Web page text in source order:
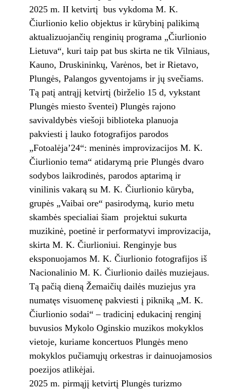
2025 m. II ketvirtį bus vykdoma M. K.
Čiurlionio kelio objektus ir kūrybinį palikimą
aktualizuojančių renginių programa „Čiurlionio
Lietuva“, kuri taip pat bus skirta ne tik Vilniaus,
Kauno, Druskininkų, Varėnos, bet ir Rietavo,
Plungės, Palangos gyventojams ir jų svečiams.
Tą patį antrąjį ketvirtį (birželio 15 d, vykstant
Plungės miesto šventei) Plungės rajono
savivaldybės viešoji biblioteka planuoja
pakviesti į lauko fotografijos parodos
„Fotoalėja’24“: meninės improvizacijos M. K.
Čiurlionio tema“ atidarymą prie Plungės dvaro
sodybos laikrodinės, parodos aptarimą ir
vinilinis vakarą su M. K. Čiurlionio kūryba,
grupės „Vaibai ore“ pasirodymą, kurio metu
skambės specialiai šiam projektui sukurta
muzikinė, poetinė ir performatyvi improvizacija,
skirta M. K. Čiurlioniui. Renginyje bus
eksponuojamos M. K. Čiurlionio fotografijos iš
Nacionalinio M. K. Čiurlionio dailės muziejaus.
Tą pačią dieną Žemaičių dailės muziejus yra
numatęs visuomenę pakviesti į pikniką „M. K.
Čiurlionio sodai“ – tradicinį edukacinį renginį
buvusios Mykolo Oginskio muzikos mokyklos
vietoje, kuriame koncertuos Plungės meno
mokyklos pučiamųjų orkestras ir dainuojamosios
poezijos atlikėjai.
2025 m. pirmąjį ketvirtį Plungės turizmo